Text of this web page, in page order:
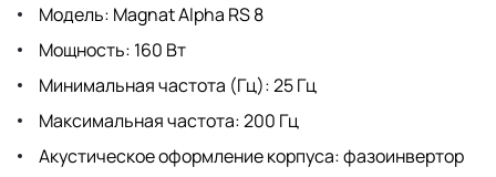
Модель: Magnat Alpha RS 8
Мощность: 160 Вт
Минимальная частота (Гц): 25 Гц
Максимальная частота: 200 Гц
Акустическое оформление корпуса: фазоинвертор